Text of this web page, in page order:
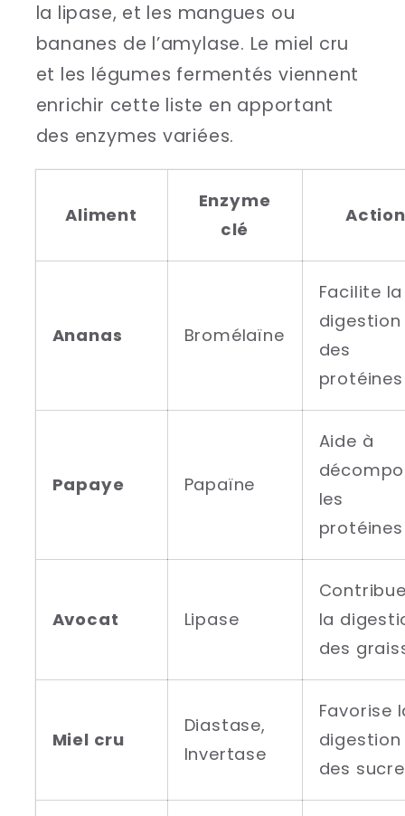
la lipase, et les mangues ou
bananes de l’amylase. Le miel cru
et les légumes fermentés viennent
enrichir cette liste en apportant
des enzymes variées.
Aliment
Enzyme
clé
Action
Ananas Bromélaïne
Facilite la
digestion
des
protéines
Papaye Papaïne
Aide à
les
protéines
Avocat Lipase
la
des
Miel cru
Diastase,
Invertase
Favorise
digestion
des